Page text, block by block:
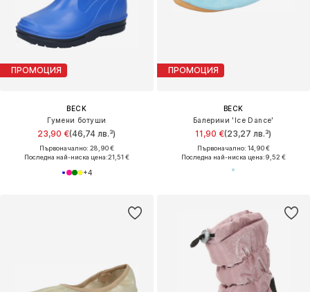
ПРОМОЦИЯ
BECK
Гумени ботуши
23,90 €(46,74 лв.³)
Първоначално: 28,90 €
Последна най-ниска цена:21,51 €
+4
ПРОМОЦИЯ
BECK
Балерини 'Ice Dance'
11,90 €(23,27 лв.³)
Първоначално: 14,90 €
Последна най-ниска цена:9,52 €